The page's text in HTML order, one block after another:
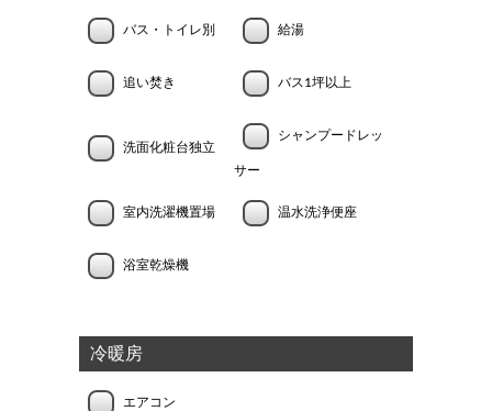
バス・トイレ別 給湯
追い焚き バス1坪以上
洗面化粧台独立
シャンプードレッ
サー
室内洗濯機置場 温水洗浄便座
浴室乾燥機
冷暖房
エアコン